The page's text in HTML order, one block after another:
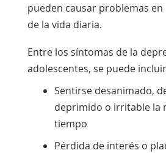
pueden causar problemas en
de la vida diaria.
Entre los síntomas de la
adolescentes, se puede
Sentirse desanimado,
deprimido o irritable la
tiempo
Pérdida de interés o